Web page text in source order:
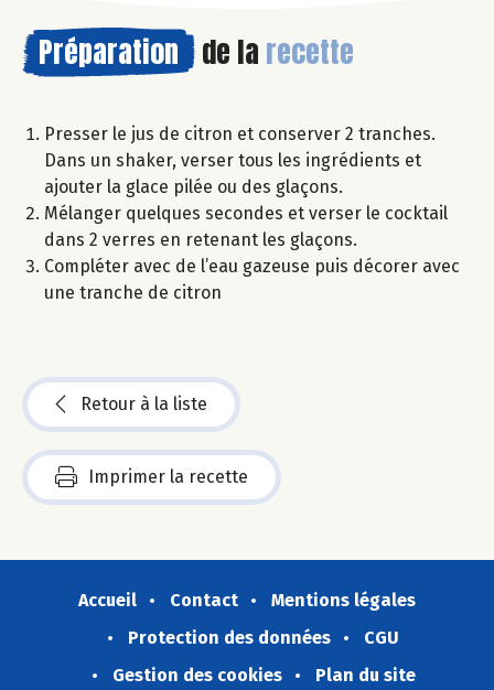
Préparation de la recette
Presser le jus de citron et conserver 2 tranches.
Dans un shaker, verser tous les ingrédients et
ajouter la glace pilée ou des glaçons.
Mélanger quelques secondes et verser le cocktail
dans 2 verres en retenant les glaçons.
Compléter avec de l’eau gazeuse puis décorer avec
une tranche de citron
Retour à la liste
Imprimer la recette
Accueil Contact
Mentions légales
Protection des données
CGU
Gestion des cookies
Plan du site